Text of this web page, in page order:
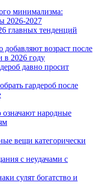
минимализма:
2026-2027
главных тенденций
возраст после
в 2026 году
давно просит
гардероб после
народные
вещи категорически
с неудачами с
сулят богатство и